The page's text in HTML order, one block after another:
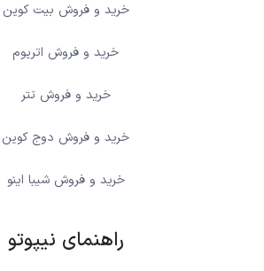
خرید و فروش بیت کوین
خرید و فروش اتریوم
خرید و فروش تتر
خرید و فروش دوج کوین
خرید و فروش شیبا اینو
راهنمای نیپوتو